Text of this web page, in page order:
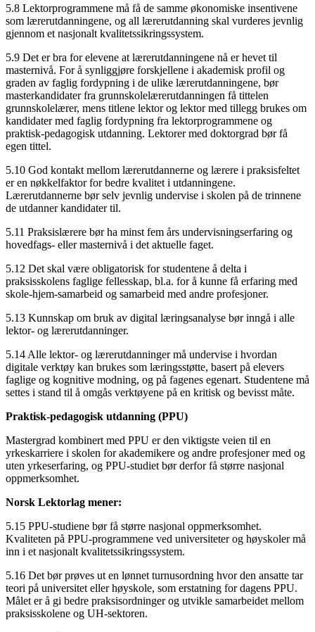
5.8 Lektorprogrammene må få de samme økonomiske insentivene
som lærerutdanningene, og all lærerutdanning skal vurderes jevnlig
gjennom et nasjonalt kvalitetssikringssystem.
5.9 Det er bra for elevene at lærerutdanningene nå er hevet til
masternivå. For å synliggjøre forskjellene i akademisk profil og
graden av faglig fordypning i de ulike lærerutdanningene, bør
masterkandidater fra grunnskolelærerutdanningen få tittelen
grunnskolelærer, mens titlene lektor og lektor med tillegg brukes om
kandidater med faglig fordypning fra lektorprogrammene og
praktisk-pedagogisk utdanning. Lektorer med doktorgrad bør få
egen tittel.
5.10 God kontakt mellom lærerutdannerne og lærere i praksisfeltet
er en nøkkelfaktor for bedre kvalitet i utdanningene.
Lærerutdannerne bør selv jevnlig undervise i skolen på de trinnene
de utdanner kandidater til.
5.11 Praksislærere bør ha minst fem års undervisningserfaring og
hovedfags- eller masternivå i det aktuelle faget.
5.12 Det skal være obligatorisk for studentene å delta i
praksisskolens faglige fellesskap, bl.a. for å kunne få erfaring med
skole-hjem-samarbeid og samarbeid med andre profesjoner.
5.13 Kunnskap om bruk av digital læringsanalyse bør inngå i alle
lektor- og lærerutdanninger.
5.14 Alle lektor- og lærerutdanninger må undervise i hvordan
digitale verktøy kan brukes som læringsstøtte, basert på elevers
faglige og kognitive modning, og på fagenes egenart. Studentene må
settes i stand til å omgås verktøyene på en kritisk og bevisst måte.
Praktisk-pedagogisk utdanning (PPU)
Mastergrad kombinert med PPU er den viktigste veien til en
yrkeskarriere i skolen for akademikere og andre profesjoner med og
uten yrkeserfaring, og PPU-studiet bør derfor få større nasjonal
oppmerksomhet.
Norsk Lektorlag mener:
5.15 PPU-studiene bør få større nasjonal oppmerksomhet.
Kvaliteten på PPU-programmene ved universiteter og høyskoler må
inn i et nasjonalt kvalitetssikringssystem.
5.16 Det bør prøves ut en lønnet turnusordning hvor den ansatte tar
teori på universitet eller høyskole, som erstatning for dagens PPU.
Målet er å gi bedre praksisordninger og utvikle samarbeidet mellom
praksisskolene og UH-sektoren.